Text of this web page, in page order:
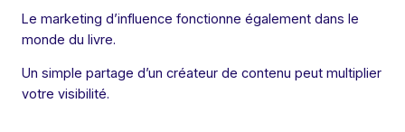
Le marketing d’influence fonctionne également dans le
monde du livre.
Un simple partage d’un créateur de contenu peut multiplier
votre visibilité.